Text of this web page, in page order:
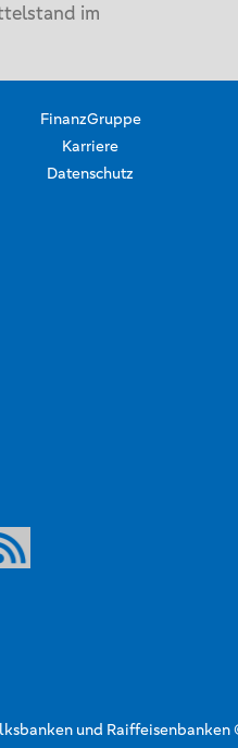
im
FinanzGruppe
Karriere
Datenschutz
und Raiffeisenbanken